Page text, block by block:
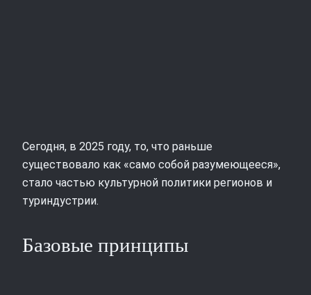
Сегодня, в 2025 году, то, что раньше
существовало как «само собой разумеющееся»,
стало частью культурной политики регионов и
туриндустрии.
Базовые принципы